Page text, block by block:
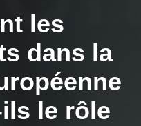
les
dans la
le rôle